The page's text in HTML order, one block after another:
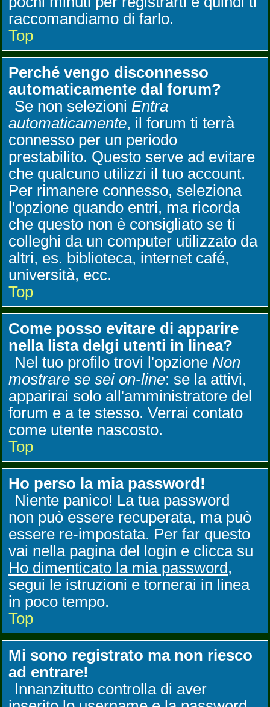
raccomandiamo di farlo.
Top
Perché vengo disconnesso
automaticamente dal forum?
Se non selezioni Entra
automaticamente, il forum ti terrà
connesso per un periodo
prestabilito. Questo serve ad evitare
che qualcuno utilizzi il tuo account.
Per rimanere connesso, seleziona
l'opzione quando entri, ma ricorda
che questo non è consigliato se ti
colleghi da un computer utilizzato da
altri, es. biblioteca, internet café,
università, ecc.
Top
Come posso evitare di apparire
nella lista delgi utenti in linea?
Nel tuo profilo trovi l'opzione Non
mostrare se sei on-line: se la attivi,
apparirai solo all'amministratore del
forum e a te stesso. Verrai contato
come utente nascosto.
Top
Ho perso la mia password!
Niente panico! La tua password
non può essere recuperata, ma può
essere re-impostata. Per far questo
vai nella pagina del login e clicca su
Ho dimenticato la mia password,
segui le istruzioni e tornerai in linea
in poco tempo.
Top
Mi sono registrato ma non riesco
ad entrare!
Innanzitutto controlla di aver